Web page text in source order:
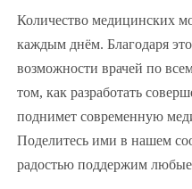
Количество медицинских
каждым днём. Благодаря
возможности врачей по
том, как разработать
поднимет современную
Поделитесь ими в нашем
радостью поддержим